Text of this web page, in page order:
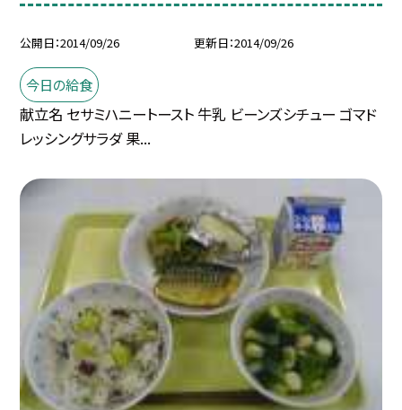
公開日 2014/09/26 更新日 2014/09/26
今日の給食
献立名 セサミハニートースト 牛乳 ビーンズシチュー ゴマド
レッシングサラダ 果...